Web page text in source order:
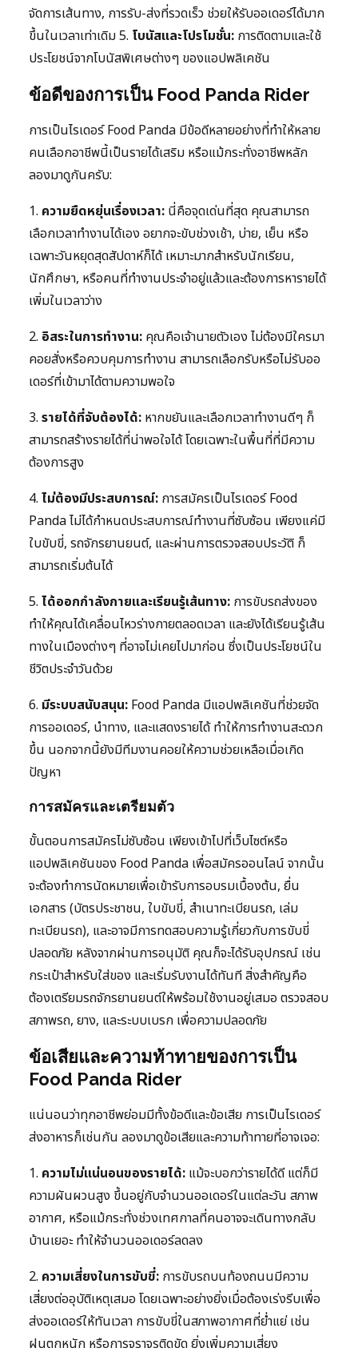
จัดการเส้นทาง, การรับ-ส่งที่รวดเร็ว ช่วยให้รับออเดอร์ได้มาก
ขึ้นในเวลาเท่าเดิม 5. โบนัสและโปรโมชั่น: การติดตามและใช้
ประโยชน์จากโบนัสพิเศษต่างๆ ของแอปพลิเคชัน
ข้อดีของการเป็น Food Panda Rider
การเป็นไรเดอร์ Food Panda มีข้อดีหลายอย่างที่ทำให้หลาย
คนเลือกอาชีพนี้เป็นรายได้เสริม หรือแม้กระทั่งอาชีพหลัก
ลองมาดูกันครับ:
1. ความยืดหยุ่นเรื่องเวลา: นี่คือจุดเด่นที่สุด คุณสามารถ
เลือกเวลาทำงานได้เอง อยากจะขับช่วงเช้า, บ่าย, เย็น หรือ
เฉพาะวันหยุดสุดสัปดาห์ก็ได้ เหมาะมากสำหรับนักเรียน,
นักศึกษา, หรือคนที่ทำงานประจำอยู่แล้วและต้องการหารายได้
เพิ่มในเวลาว่าง
2. อิสระในการทำงาน: คุณคือเจ้านายตัวเอง ไม่ต้องมีใครมา
คอยสั่งหรือควบคุมการทำงาน สามารถเลือกรับหรือไม่รับออ
เดอร์ที่เข้ามาได้ตามความพอใจ
3. รายได้ที่จับต้องได้: หากขยันและเลือกเวลาทำงานดีๆ ก็
สามารถสร้างรายได้ที่น่าพอใจได้ โดยเฉพาะในพื้นที่ที่มีความ
ต้องการสูง
4. ไม่ต้องมีประสบการณ์: การสมัครเป็นไรเดอร์ Food
Panda ไม่ได้กำหนดประสบการณ์ทำงานที่ซับซ้อน เพียงแค่มี
ใบขับขี่, รถจักรยานยนต์, และผ่านการตรวจสอบประวัติ ก็
สามารถเริ่มต้นได้
5. ได้ออกกำลังกายและเรียนรู้เส้นทาง: การขับรถส่งของ
ทำให้คุณได้เคลื่อนไหวร่างกายตลอดเวลา และยังได้เรียนรู้เส้น
ทางในเมืองต่างๆ ที่อาจไม่เคยไปมาก่อน ซึ่งเป็นประโยชน์ใน
ชีวิตประจำวันด้วย
6. มีระบบสนับสนุน: Food Panda มีแอปพลิเคชันที่ช่วยจัด
การออเดอร์, นำทาง, และแสดงรายได้ ทำให้การทำงานสะดวก
ขึ้น นอกจากนี้ยังมีทีมงานคอยให้ความช่วยเหลือเมื่อเกิด
ปัญหา
การสมัครและเตรียมตัว
ขั้นตอนการสมัครไม่ซับซ้อน เพียงเข้าไปที่เว็บไซต์หรือ
แอปพลิเคชันของ Food Panda เพื่อสมัครออนไลน์ จากนั้น
จะต้องทำการนัดหมายเพื่อเข้ารับการอบรมเบื้องต้น, ยื่น
เอกสาร (บัตรประชาชน, ใบขับขี่, สำเนาทะเบียนรถ, เล่ม
ทะเบียนรถ), และอาจมีการทดสอบความรู้เกี่ยวกับการขับขี่
ปลอดภัย หลังจากผ่านการอนุมัติ คุณก็จะได้รับอุปกรณ์ เช่น
กระเป๋าสำหรับใส่ของ และเริ่มรับงานได้ทันที สิ่งสำคัญคือ
ต้องเตรียมรถจักรยานยนต์ให้พร้อมใช้งานอยู่เสมอ ตรวจสอบ
สภาพรถ, ยาง, และระบบเบรก เพื่อความปลอดภัย
ข้อเสียและความท้าทายของการเป็น
Food Panda Rider
แน่นอนว่าทุกอาชีพย่อมมีทั้งข้อดีและข้อเสีย การเป็นไรเดอร์
ส่งอาหารก็เช่นกัน ลองมาดูข้อเสียและความท้าทายที่อาจเจอ:
1. ความไม่แน่นอนของรายได้: แม้จะบอกว่ารายได้ดี แต่ก็มี
ความผันผวนสูง ขึ้นอยู่กับจำนวนออเดอร์ในแต่ละวัน สภาพ
อากาศ, หรือแม้กระทั่งช่วงเทศกาลที่คนอาจจะเดินทางกลับ
บ้านเยอะ ทำให้จำนวนออเดอร์ลดลง
2. ความเสี่ยงในการขับขี่: การขับรถบนท้องถนนมีความ
เสี่ยงต่ออุบัติเหตุเสมอ โดยเฉพาะอย่างยิ่งเมื่อต้องเร่งรีบเพื่อ
ส่งออเดอร์ให้ทันเวลา การขับขี่ในสภาพอากาศที่ย่ำแย่ เช่น
ฝนตกหนัก หรือการจราจรติดขัด ยิ่งเพิ่มความเสี่ยง